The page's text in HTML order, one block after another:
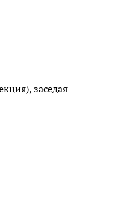
заседая